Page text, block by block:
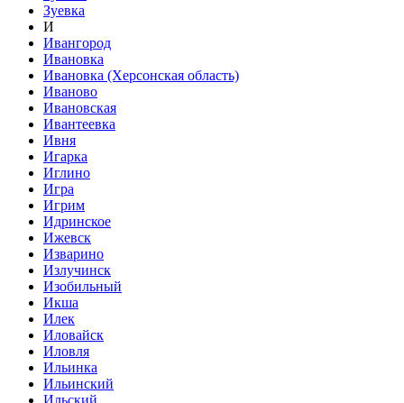
Зуевка
И
Ивангород
Ивановка
Ивановка (Херсонская область)
Иваново
Ивановская
Ивантеевка
Ивня
Игарка
Иглино
Игра
Игрим
Идринское
Ижевск
Изварино
Излучинск
Изобильный
Икша
Илек
Иловайск
Иловля
Ильинка
Ильинский
Ильский